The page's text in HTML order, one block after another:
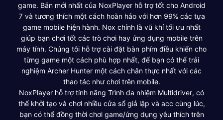
game. Bản mới nhất của NoxPlayer hỗ trợ tốt cho Android
7 và tương thích một cách hoàn hảo với hơn 99% các tựa
game mobile hiện hành. Nox chính là vũ khí tối ưu nhất
giúp bạn chơi tốt các trò chơi hay ứng dụng mobile trên
máy tính. Chúng tôi hỗ trợ cài đặt bàn phím điều khiển cho
từng game một cách phù hợp nhất, để bạn có thể trải
nghiệm Archer Hunter một cách chân thực nhất với các
thao tác như chơi trên mobile.
NoxPlayer hỗ trợ tính năng Trình đa nhiệm Multidriver, có
thể khởi tạo và chơi nhiều cửa sổ giả lập và acc cùng lúc,
bạn có thể đồng thời chơi game/ứng dụng yêu thích trên